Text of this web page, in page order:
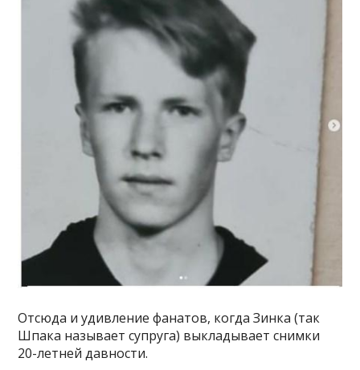
Отсюда и удивление фанатов, когда Зинка (так
Шпака называет супруга) выкладывает снимки
20-летней давности.